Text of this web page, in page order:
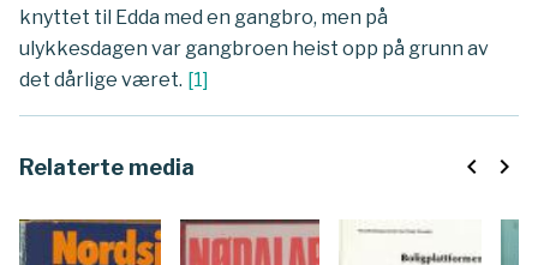
knyttet til Edda med en gangbro, men på
ulykkesdagen var gangbroen heist opp på grunn av
det dårlige været. [1]
Relaterte media navigate_before navigate_next